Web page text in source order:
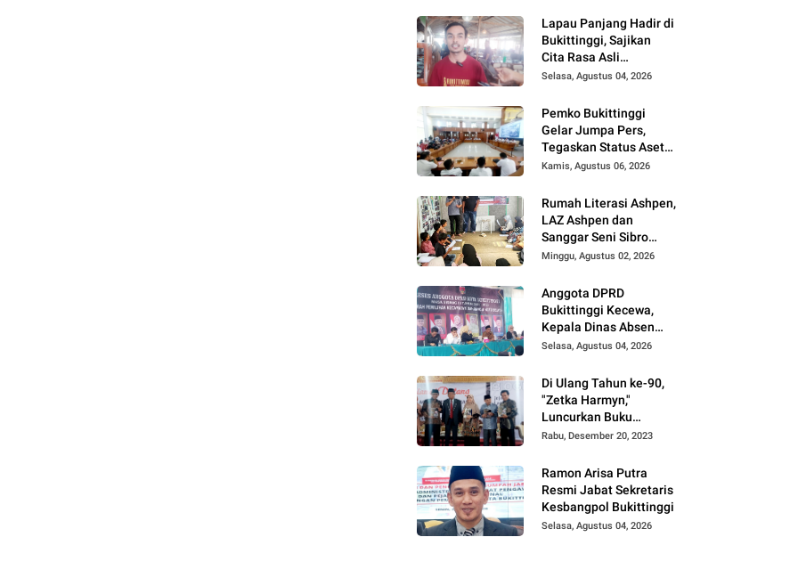
Kondusivitas.
Lapau Panjang Hadir di
Bukittinggi, Sajikan
Cita Rasa Asli
Minangkabau dengan
Selasa, Agustus 04, 2026
Pemko Bukittinggi
Gelar Jumpa Pers,
Tegaskan Status Aset
Daerah dan Klarifikasi
UFDK
Kamis, Agustus 06, 2026
Rumah Literasi Ashpen,
LAZ Ashpen dan
Sanggar Seni Sibro
Hadirkan Bimbel
Anak-anak
Minggu, Agustus 02, 2026
Anggota DPRD
Bukittinggi Kecewa,
Kepala Dinas Absen
pada Reses Masa
2025/ 2026.
Selasa, Agustus 04, 2026
Di Ulang Tahun ke-90,
"Zetka Harmyn,"
Luncurkan Buku
Biografi, Jejak Langkah
5 Benua.
Rabu, Desember 20, 2023
Ramon Arisa Putra
Resmi Jabat Sekretaris
Kesbangpol Bukittinggi
Selasa, Agustus 04, 2026